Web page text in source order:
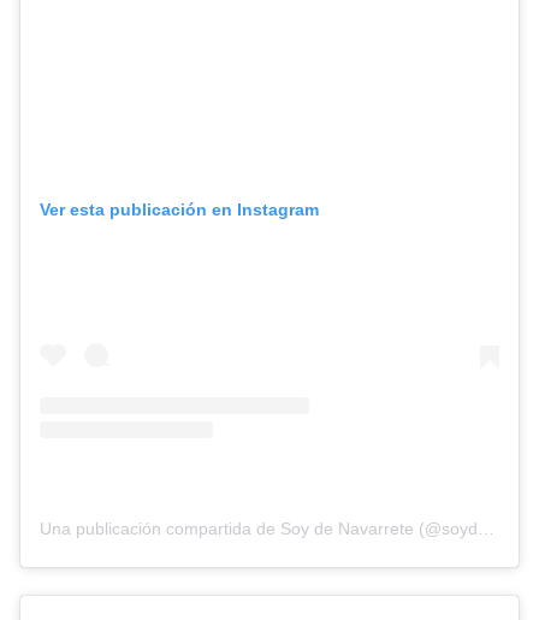
Ver esta publicación en Instagram